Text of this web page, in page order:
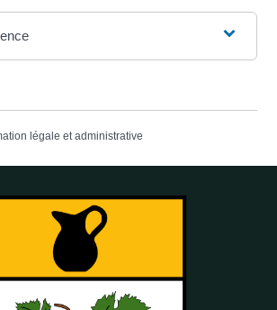
légale et administrative